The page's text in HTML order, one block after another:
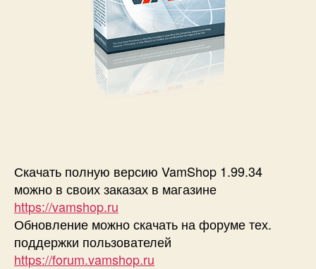
Скачать полную версию VamShop 1.99.34
можно в своих заказах в магазине
https://vamshop.ru
Обновление можно скачать на форуме тех.
поддержки пользователей
https://forum.vamshop.ru